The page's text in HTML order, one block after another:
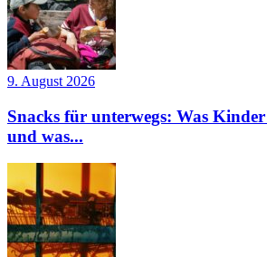
9. August 2026
Snacks für unterwegs: Was
und was...